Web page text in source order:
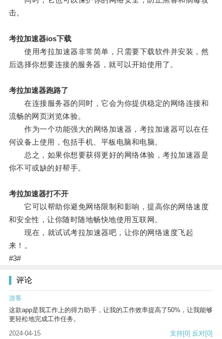
击。
考拉加速器ios下载
使用考拉加速器非常简单，只需要下载软件并安装，然
后选择你想要连接的服务器，就可以开始使用了。
考拉加速器跑路了
在连接服务器的同时，它会为你提供稳定的网络连接和
流畅的网页浏览体验。
作为一个功能强大的网络加速器，考拉加速器可以在任
何设备上使用，包括手机、平板电脑和电脑。
总之，如果你想要获得更好的网络体验，考拉加速器是
你不可或缺的好帮手。
考拉加速器打不开
它可以帮助你避免网络限制和影响，提高你的网络速度
和安全性，让你随时随地畅快地使用互联网。
现在，就试试考拉加速器吧，让你的网络速度飞起
来！。
#3#
评论
游客
这款app是我工作上的得力助手，让我的工作效率提高了50%，让我能够
更轻松地完成工作任务。
2024-04-15
支持[0] 反对[0]